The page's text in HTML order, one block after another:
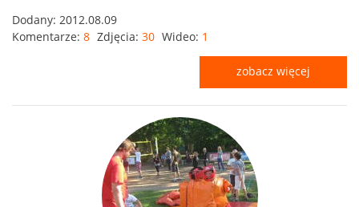
Dodany: 2012.08.09
Komentarze: 8 Zdjęcia: 30 Wideo: 1
zobacz więcej